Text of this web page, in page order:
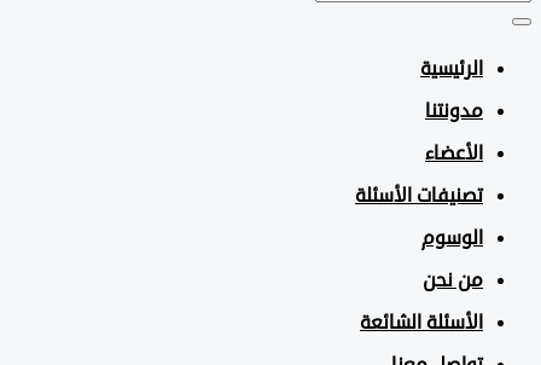
الرئيسية
مدونتنا
الأعضاء
تصنيفات الأسئلة
الوسوم
من نحن
الأسئلة الشائعة